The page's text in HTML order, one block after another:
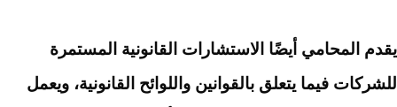
يقدم المحامي أيضًا الاستشارات القانونية المستمرة
للشركات فيما يتعلق بالقوانين واللوائح القانونية، ويعمل